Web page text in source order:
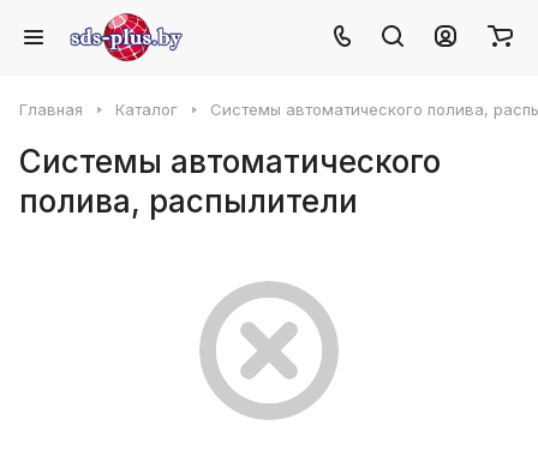
Главная Каталог Системы автоматического полива,
Системы автоматического
полива, распылители